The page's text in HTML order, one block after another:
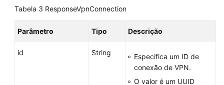
Consulta
Tabela 3 ResponseVpnConnection
Parâmetro Tipo Descrição
id String
Especifica um ID de
conexão de VPN.
O valor é um UUID